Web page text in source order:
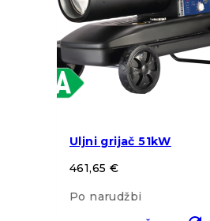
Uljni grijač 51kW
461,65 €
Po narudžbi